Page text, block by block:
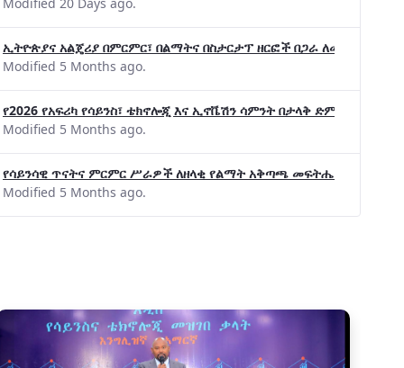
ኢትዮጵያና አልጄሪያ በምርምር፣ በልማትና በስታርታፕ ዘርፎች በጋራ ለመስራት መከሩ፡፡
Modified 5 Months ago.
የ2026 የአፍሪካ የሳይንስ፣ ቴክኖሎጂ እና ኢኖቬሽን ሳምንት በታላቅ ድምቀት
Modified 5 Months ago.
የሳይንሳዊ ጥናትና ምርምር ሥራዎች ለዘላቂ የልማት አቅጣጫ መፍትሔ ጠቋሚ
Modified 5 Months ago.